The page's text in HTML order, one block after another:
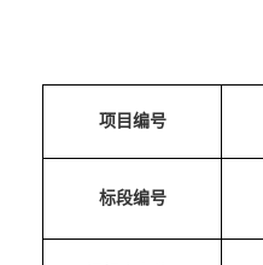
项目编号
标段编号